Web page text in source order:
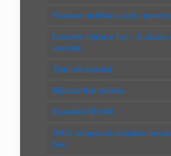
Evaluare imobiliara, auto,
Evaluare mijloace fixe – Evaluare
speciale
Tipuri de evaluări
Mijloace fixe definitie
Evaluări ANEVAR
GHID: Inregistrari contabile
fixe